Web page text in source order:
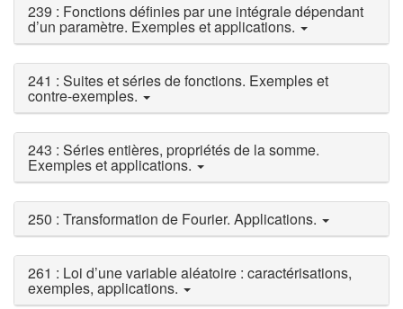
239 : Fonctions définies par une intégrale dépendant
d’un paramètre. Exemples et applications.
241 : Suites et séries de fonctions. Exemples et
contre-exemples.
243 : Séries entières, propriétés de la somme.
Exemples et applications.
250 : Transformation de Fourier. Applications.
261 : Loi d’une variable aléatoire : caractérisations,
exemples, applications.